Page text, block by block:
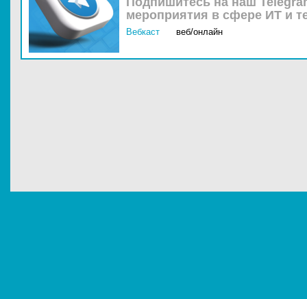
мероприятия в сфере ИТ и
Вебкаст веб/онлайн